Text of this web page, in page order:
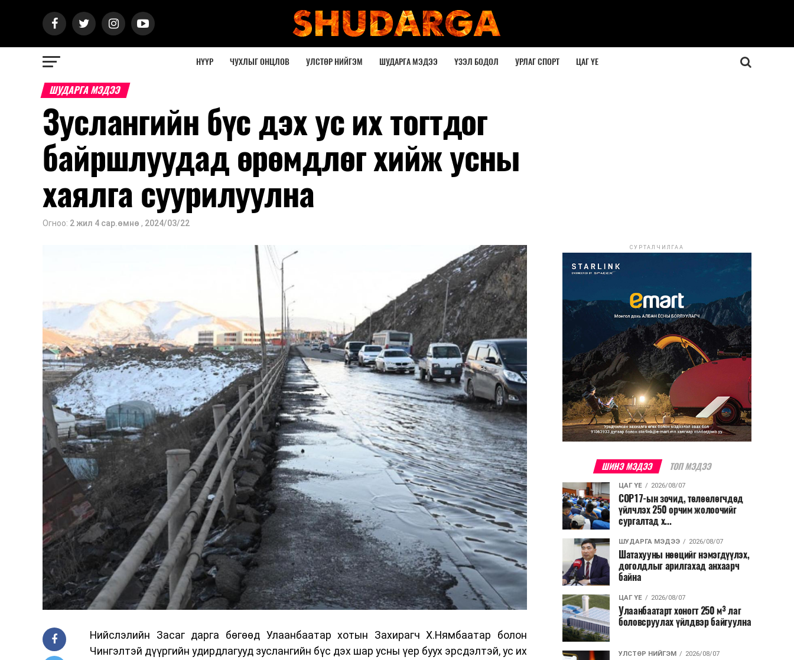
НҮҮР ЧУХЛЫГ ОНЦЛОВ УЛСТӨР НИЙГЭМ ШУДАРГА МЭДЭЭ ҮЗЭЛ БОДОЛ УРЛАГ СПОРТ ЦАГ ҮЕ
ШУДАРГА МЭДЭЭ
Зуслангийн бүс дэх ус их тогтдог
байршлуудад өрөмдлөг хийж усны
хаялга суурилуулна
Огноо: 2 жил 4 сар.өмнө , 2024/03/22
Нийслэлийн Засаг дарга бөгөөд Улаанбаатар хотын Захирагч Х.Нямбаатар болон
Чингэлтэй дүүргийн удирдлагууд зуслангийн бүс дэх шар усны үер буух эрсдэлтэй, ус их
СУРТАЛЧИЛГАА
ШИНЭ МЭДЭЭ ТОП МЭДЭЭ
ЦАГ ҮЕ 2026/08/07
COP17-ын зочид, төлөөлөгчдөд
үйлчлэх 250 орчим жолоочийг
сургалтад х...
ШУДАРГА МЭДЭЭ 2026/08/07
Шатахууны нөөцийг нэмэгдүүлэх,
доголдлыг арилгахад анхаарч
байна
ЦАГ ҮЕ 2026/08/07
Улаанбаатарт хоногт 250 м³ лаг
боловсруулах үйлдвэр байгуулна
УЛСТӨР НИЙГЭМ 2026/08/07